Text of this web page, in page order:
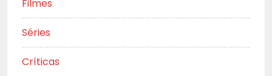
Filmes
Séries
Críticas